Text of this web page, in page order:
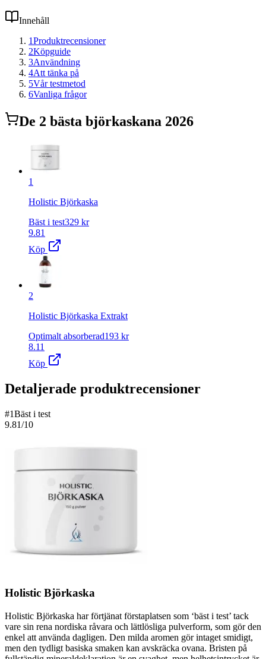
Innehåll
1Produktrecensioner
2Köpguide
3Användning
4Att tänka på
5Vår testmetod
6Vanliga frågor
De 2 bästa björkaskana 2026
1
Holistic Björkaska
Bäst i test329 kr
9.81
Köp
2
Holistic Björkaska Extrakt
Optimalt absorberad193 kr
8.11
Köp
Detaljerade produktrecensioner
#1Bäst i test
9.81/10
Holistic Björkaska
Holistic Björkaska har förtjänat förstaplatsen som ‘bäst i test’ tack
vare sin rena nordiska råvara och lättlösliga pulverform, som gör den
enkel att använda dagligen. Den milda aromen gör intaget smidigt,
men den tydligt basiska smaken kan avskräcka ovana. Bristen på